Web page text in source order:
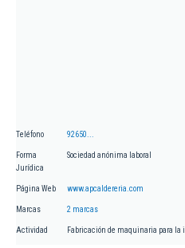
Teléfono 92650...
Forma
Jurídica
Sociedad anónima laboral
Página Web www.apcaldereria.com
Marcas 2 marcas
Actividad Fabricación de maquinaria para